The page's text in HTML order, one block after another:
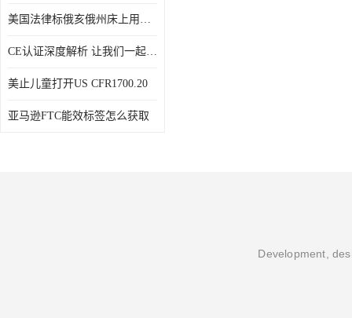
美国法律标俄亥俄州床上用品许可证讲解！
CE认证深度解析 让我们一起来认识CE认证
美止儿童打开US CFR1700.20
亚马逊FTC能效标签怎么获取
Development,